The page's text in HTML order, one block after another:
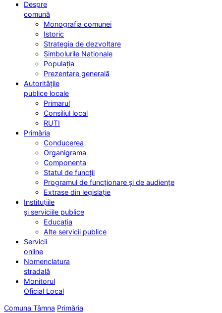
Despre
comună
Monografia comunei
Istoric
Strategia de dezvoltare
Simbolurile Naționale
Populația
Prezentare generală
Autoritățile
publice locale
Primarul
Consiliul local
RUTI
Primăria
Conducerea
Organigrama
Componența
Statul de funcții
Programul de funcționare și de audiențe
Extrase din legislație
Instituțiile
și serviciile publice
Educația
Alte servicii publice
Servicii
online
Nomenclatura
stradală
Monitorul
Oficial Local
Comuna Tâmna Primăria